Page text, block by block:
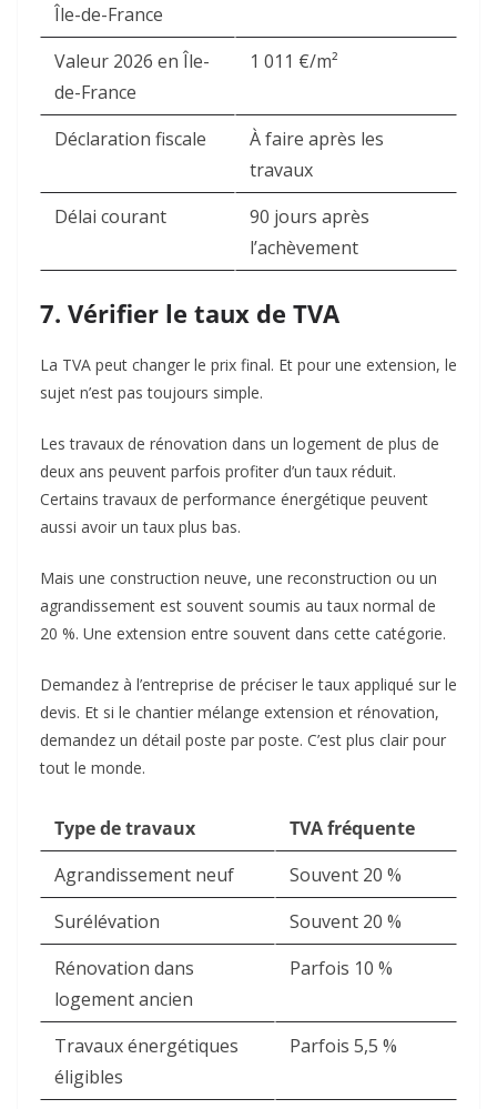
Île-de-France
Valeur 2026 en Île-
de-France
1 011 €/m²
Déclaration fiscale
À faire après les
travaux
Délai courant
90 jours après
l’achèvement
7. Vérifier le taux de TVA
La TVA peut changer le prix final. Et pour une extension, le
sujet n’est pas toujours simple.
Les travaux de rénovation dans un logement de plus de
deux ans peuvent parfois profiter d’un taux réduit.
Certains travaux de performance énergétique peuvent
aussi avoir un taux plus bas.
Mais une construction neuve, une reconstruction ou un
agrandissement est souvent soumis au taux normal de
20 %. Une extension entre souvent dans cette catégorie.
Demandez à l’entreprise de préciser le taux appliqué sur le
devis. Et si le chantier mélange extension et rénovation,
demandez un détail poste par poste. C’est plus clair pour
tout le monde.
Type de travaux
TVA fréquente
Agrandissement neuf
Souvent 20 %
Surélévation
Souvent 20 %
Rénovation dans
logement ancien
Parfois 10 %
Travaux énergétiques
éligibles
Parfois 5,5 %